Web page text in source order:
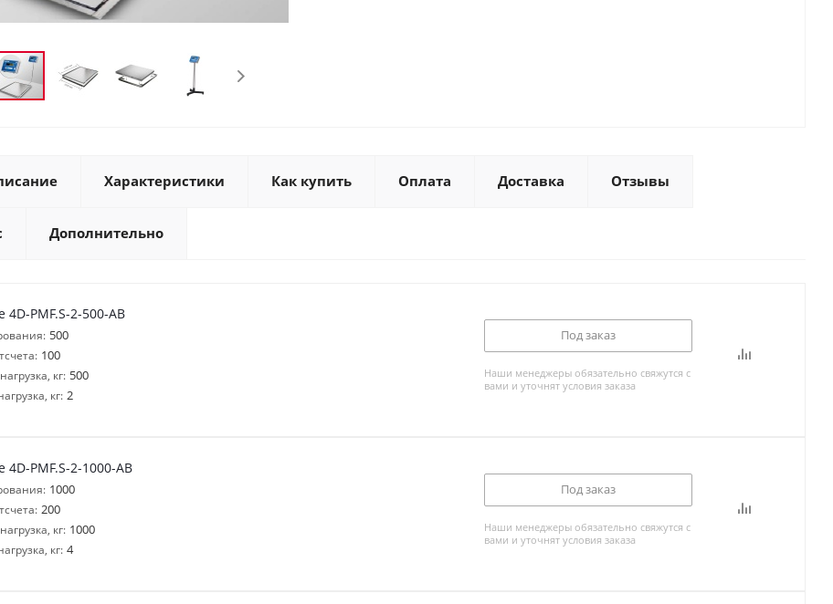
Характеристики Как купить Оплата Доставка Отзывы
Дополнительно
PMF.S-2-500-AB
500
100
кг: 500
кг: 2
Под заказ
Наши менеджеры обязательно свяжутся с
вами и уточнят условия заказа
PMF.S-2-1000-AB
1000
200
кг: 1000
кг: 4
Под заказ
Наши менеджеры обязательно свяжутся с
вами и уточнят условия заказа